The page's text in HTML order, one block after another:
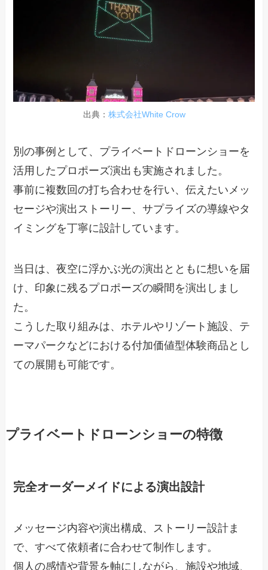
出典： 株式会社White Crow
別の事例として、プライベートドローンショーを
活用したプロポーズ演出も実施されました。
事前に複数回の打ち合わせを行い、伝えたいメッ
セージや演出ストーリー、サプライズの導線やタ
イミングを丁寧に設計しています。
当日は、夜空に浮かぶ光の演出とともに想いを届
け、印象に残るプロポーズの瞬間を演出しまし
た。
こうした取り組みは、ホテルやリゾート施設、テ
ーマパークなどにおける付加価値型体験商品とし
ての展開も可能です。
プライベートドローンショーの特徴
完全オーダーメイドによる演出設計
メッセージ内容や演出構成、ストーリー設計ま
で、すべて依頼者に合わせて制作します。
個人の感情や背景を軸にしながら、施設や地域、